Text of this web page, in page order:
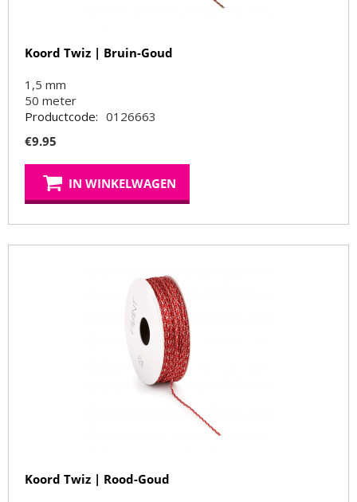
Koord Twiz | Bruin-Goud
1,5 mm
50 meter
Productcode: 0126663
€9.95
IN WINKELWAGEN
Koord Twiz | Rood-Goud